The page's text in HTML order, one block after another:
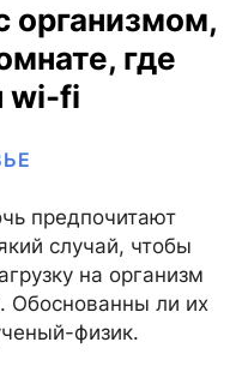
организмом,
где
wi-fi
предпочитают
случай, чтобы
на организм
Обоснованны ли их
физик.